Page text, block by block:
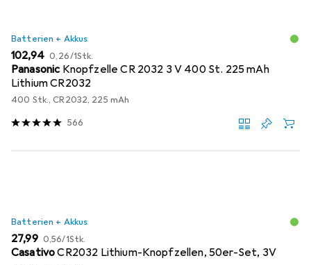
Batterien + Akkus
EUR
102,94 EUR
0,26/1Stk.
Panasonic Knopfzelle CR 2032 3 V 400 St. 225 mAh
Lithium CR2032
400 Stk., CR2032, 225 mAh
566
Batterien + Akkus
EUR
27,99 EUR
0,56/1Stk.
CasativoCR2032 Lithium-Knopfzellen, 50er-Set, 3V